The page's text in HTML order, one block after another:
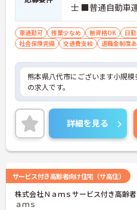
士 ■普通自動車
車通勤可 残業少なめ 無資格OK 日
社会保険完備
交通費支給 退職金制度
熊本県八代市にございます小規
の求人です。
詳細を見る
サービス付き高齢者向け住宅（サ高住）
株式会社Ｎａｍｓサービス付き高齢
ａｍｓ